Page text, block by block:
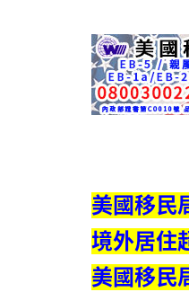
美國移民
境外居住
美國移民